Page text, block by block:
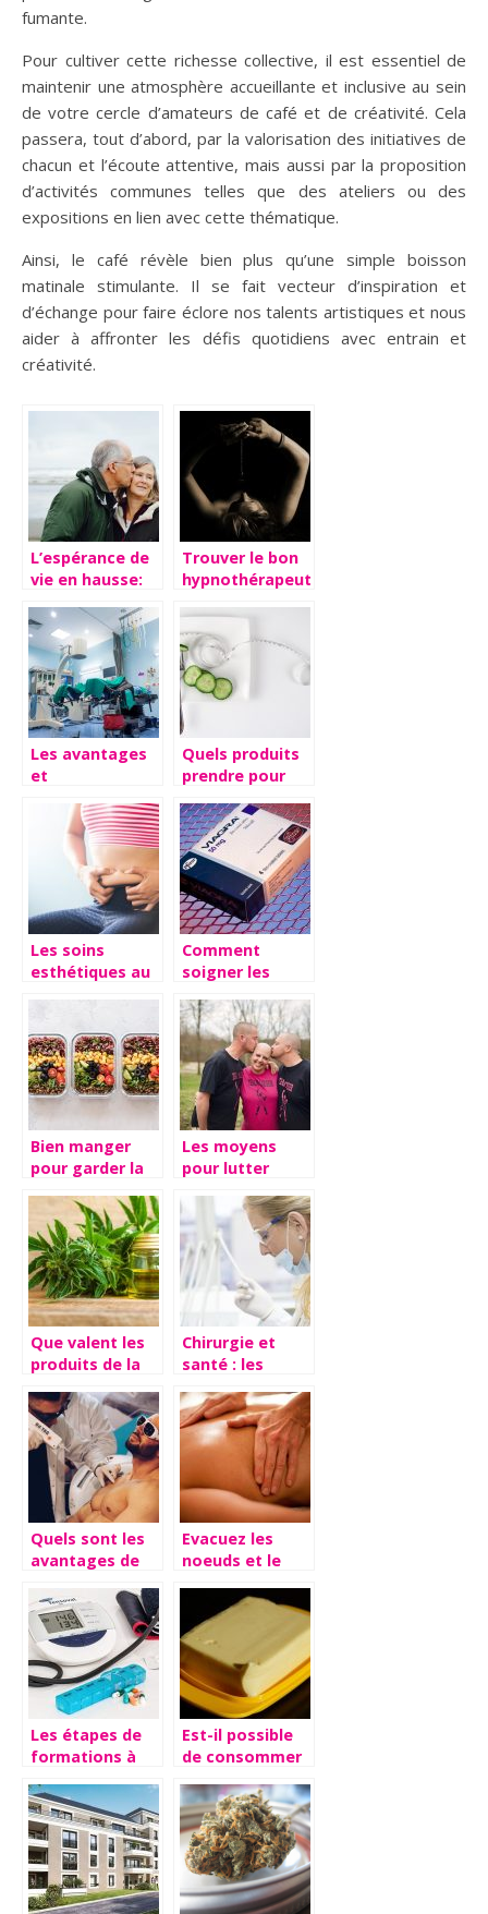
fumante.
Pour cultiver cette richesse collective, il est essentiel de
maintenir une atmosphère accueillante et inclusive au sein
de votre cercle d’amateurs de café et de créativité. Cela
passera, tout d’abord, par la valorisation des initiatives de
chacun et l’écoute attentive, mais aussi par la proposition
d’activités communes telles que des ateliers ou des
expositions en lien avec cette thématique.
Ainsi, le café révèle bien plus qu’une simple boisson
matinale stimulante. Il se fait vecteur d’inspiration et
d’échange pour faire éclore nos talents artistiques et nous
aider à affronter les défis quotidiens avec entrain et
créativité.
L’espérance de
vie en hausse:
en bonne
santé?
Trouver le bon
hypnothérapeute
votre stress
Les avantages
et
d’une
intervention de
chirurgie
Quels produits
prendre pour
?
Les soins
esthétiques au
Comment
soigner les
au lit
Bien manger
pour garder la
astuces
Les moyens
pour lutter
calvitie et
l’alopécie
Que valent les
produits de la
?
Chirurgie et
santé : les
opérations
possibles sur le
sexe masculin
Quels sont les
avantages de
?
Evacuez les
noeuds et le
massage
Les étapes de
formations à
devenir un
cardiologue
Est-il possible
de consommer
perime ?